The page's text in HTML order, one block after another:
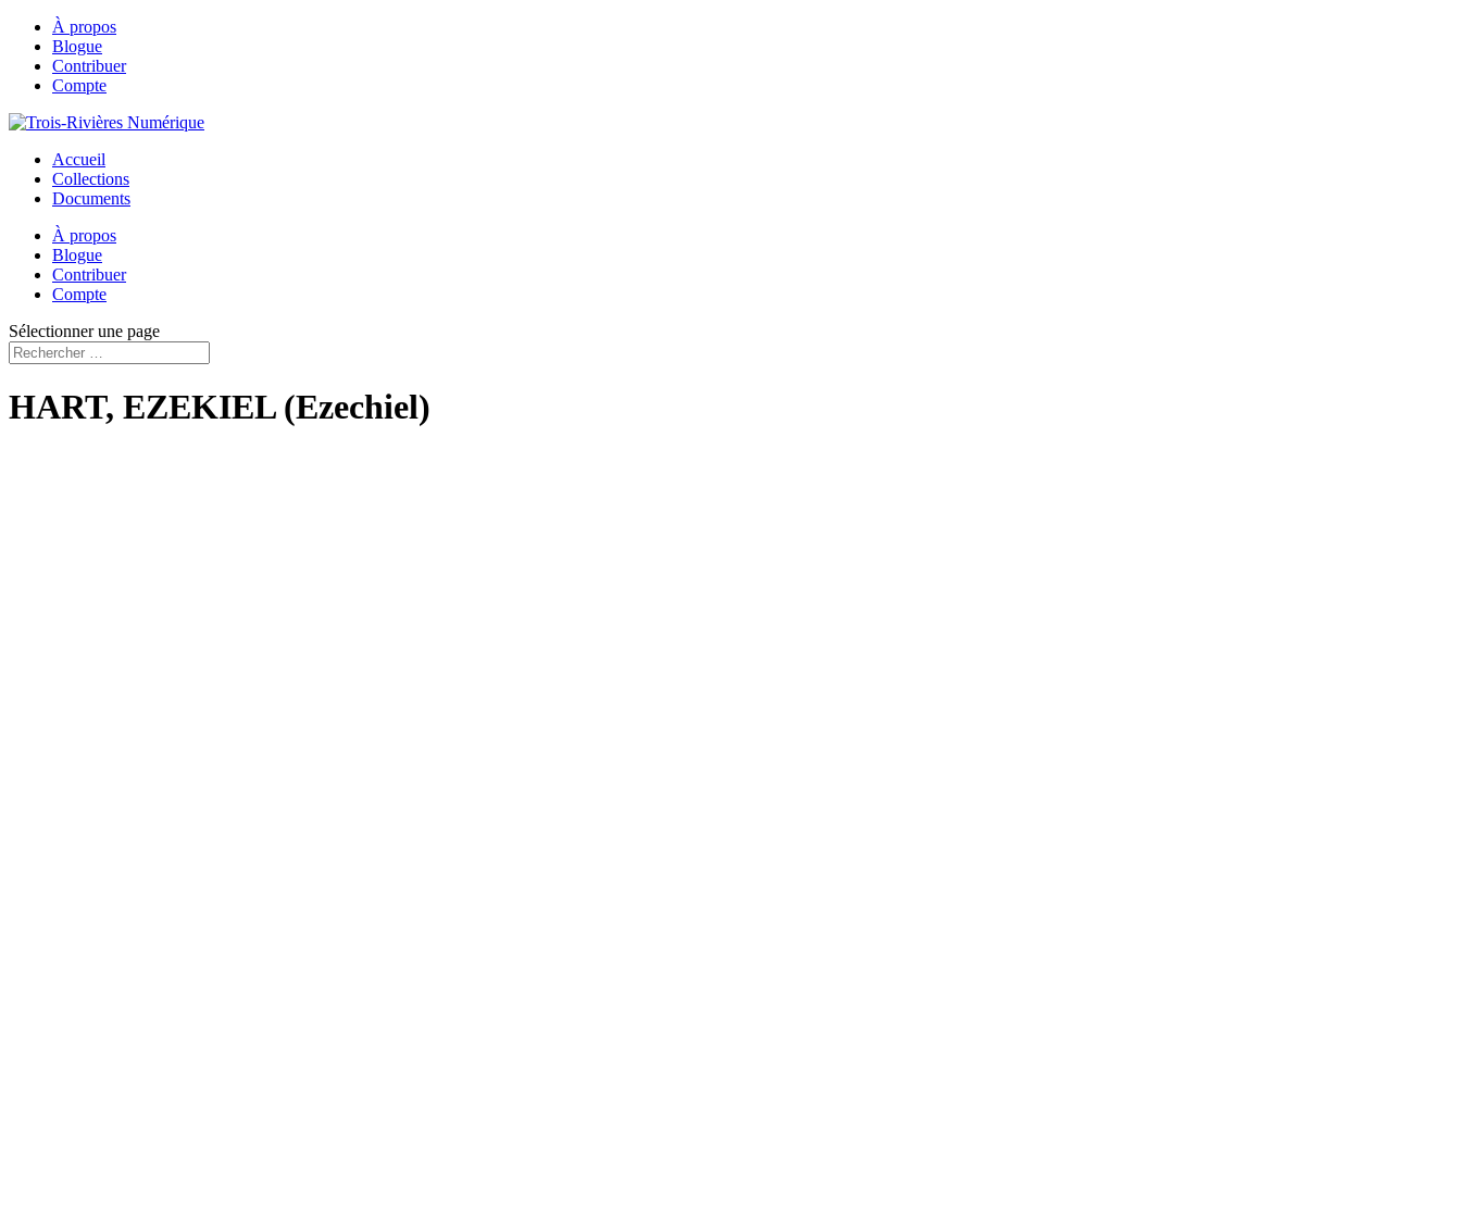
À propos
Blogue
Contribuer
Compte
Accueil
Collections
Documents
À propos
Blogue
Contribuer
Compte
Sélectionner une page
HART, EZEKIEL (Ezechiel)